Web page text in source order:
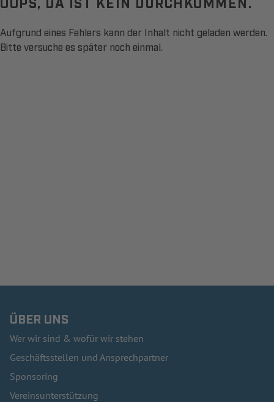
Aufgrund eines Fehlers kann der Inhalt nicht geladen werden.
Bitte versuche es später noch einmal.
ÜBER UNS
Wer wir sind & wofür wir stehen
Geschäftsstellen und Ansprechpartner
Sponsoring
Vereinsunterstützung